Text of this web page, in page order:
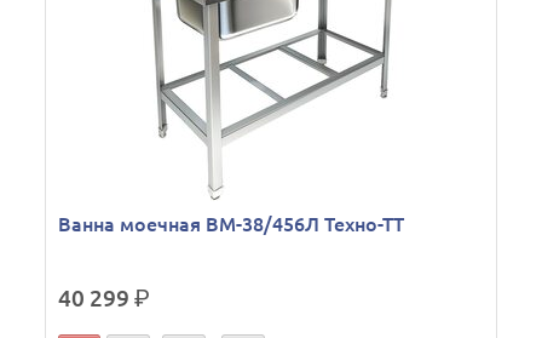
Ванна моечная ВМ-38/456Л Техно-ТТ
40 299р.